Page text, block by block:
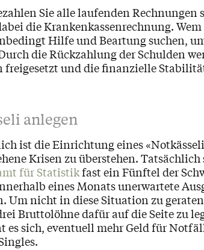
Sie alle laufenden
die Krankenkassenrechnung.
Hilfe und Beartung suchen,
die Rückzahlung der Schulden
und die finanzielle
anlegen
ist die Einrichtung eines
Krisen zu überstehen. Tatsächlich
für Statistikfast ein Fünftel der
eines Monats unerwartete
Um nicht in diese Situation zu
Bruttolöhne dafür auf die Seite zu
es sich, eventuell mehr Geld für